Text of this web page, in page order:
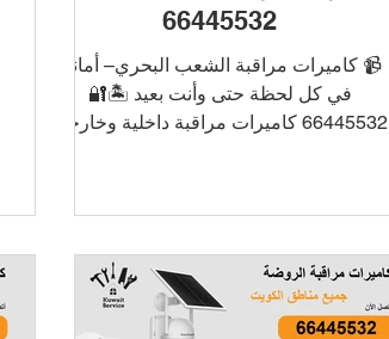
66445532
📹 كاميرات مراقبة الشعب البحري– أمانك
في كل لحظة حتى وأنت بعيد 🏝️🔐
66445532 كاميرات مراقبة داخلية وخارجية
نفس اليوم 📞 اطلب الآن خدمة تركيب
كاميرات في الأحمدي بأسعار منافسة
وتركيب سريع من فنيين متخصصين. 🛡️ لأن